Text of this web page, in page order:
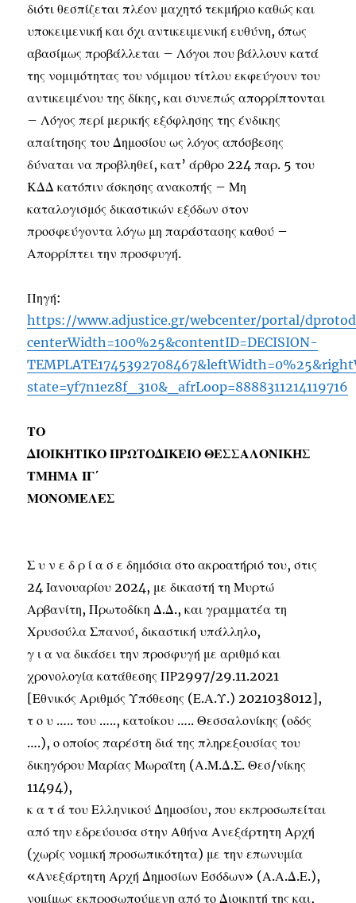
διότι θεσπίζεται πλέον μαχητό τεκμήριο καθώς και
υποκειμενική και όχι αντικειμενική ευθύνη, όπως
αβασίμως προβάλλεται – Λόγοι που βάλλουν κατά
της νομιμότητας του νόμιμου τίτλου εκφεύγουν του
αντικειμένου της δίκης, και συνεπώς απορρίπτονται
– Λόγος περί μερικής εξόφλησης της ένδικης
απαίτησης του Δημοσίου ως λόγος απόσβεσης
δύναται να προβληθεί, κατ’ άρθρο 224 παρ. 5 του
ΚΔΔ κατόπιν άσκησης ανακοπής – Μη
καταλογισμός δικαστικών εξόδων στον
προσφεύγοντα λόγω μη παράστασης καθού –
Απορρίπτει την προσφυγή.
Πηγή:
https://www.adjustice.gr/webcenter/portal/
centerWidth=100%25&contentID=DECISION-
state=yf7n1ez8f_310&_afrLoop=8888311214119716
ΤΟ
ΔΙΟΙΚΗΤΙΚΟ ΠΡΩΤΟΔΙΚΕΙΟ ΘΕΣΣΑΛΟΝΙΚΗΣ
ΤΜΗΜΑ ΙΓ΄
ΜΟΝΟΜΕΛΕΣ
Σ υ ν ε δ ρ ί α σ ε δημόσια στο ακροατήριό του, στις
24 Ιανουαρίου 2024, με δικαστή τη Μυρτώ
Αρβανίτη, Πρωτοδίκη Δ.Δ., και γραμματέα τη
Χρυσούλα Σπανού, δικαστική υπάλληλο,
γ ι α να δικάσει την προσφυγή με αριθμό και
χρονολογία κατάθεσης ΠΡ2997/29.11.2021
[Εθνικός Αριθμός Υπόθεσης (Ε.Α.Υ.) 2021038012],
τ ο υ ….. του ….., κατοίκου ….. Θεσσαλονίκης (οδός
….), ο οποίος παρέστη διά της πληρεξουσίας του
δικηγόρου Μαρίας Μωραΐτη (Α.Μ.Δ.Σ. Θεσ/νίκης
11494),
κ α τ ά του Ελληνικού Δημοσίου, που εκπροσωπείται
από την εδρεύουσα στην Αθήνα Ανεξάρτητη Αρχή
(χωρίς νομική προσωπικότητα) με την επωνυμία
«Ανεξάρτητη Αρχή Δημοσίων Εσόδων» (Α.Α.Δ.Ε.),
νομίμως εκπροσωπούμενη από το Διοικητή της και,